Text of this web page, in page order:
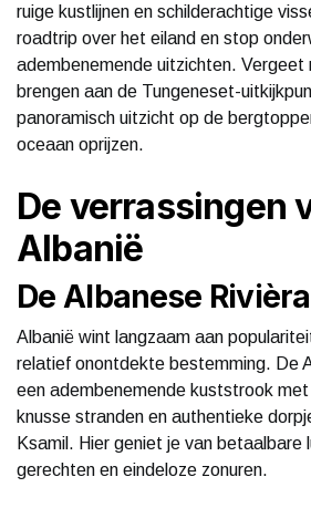
ruige kustlijnen en schilderachtige
roadtrip over het eiland en stop
adembenemende uitzichten.
brengen aan de Tungeneset-
panoramisch uitzicht op de
oceaan oprijzen.
De verrassingen
Albanië
De Albanese Rivièra
Albanië wint langzaam aan
relatief onontdekte bestemming. De
een adembenemende kuststrook
knusse stranden en authentieke
Ksamil. Hier geniet je van betaalbare
gerechten en eindeloze zonuren.